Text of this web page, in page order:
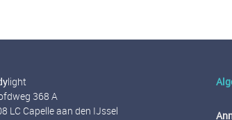
light
368 A
LC Capelle aan den IJssel